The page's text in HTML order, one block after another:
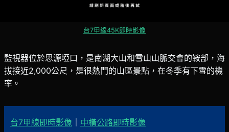
台7甲線45K即時影像
監視器位於思源埡口，是南湖大山和雪山山脈交會的鞍部，海
拔接近2,000公尺，是很熱門的山區景點，在冬季有下雪的機
率。
台7甲線即時影像 中橫公路即時影像